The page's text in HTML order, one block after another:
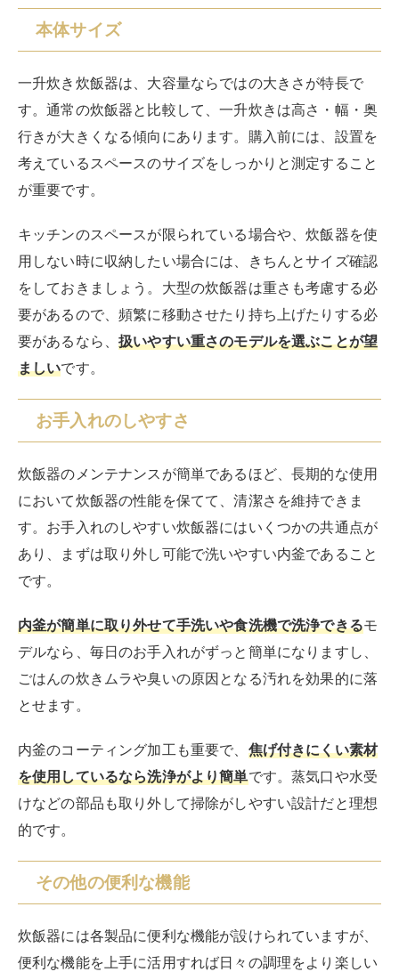
本体サイズ
一升炊き炊飯器は、大容量ならではの大きさが特長で
す。通常の炊飯器と比較して、一升炊きは高さ・幅・奥
行きが大きくなる傾向にあります。購入前には、設置を
考えているスペースのサイズをしっかりと測定すること
が重要です。
キッチンのスペースが限られている場合や、炊飯器を使
用しない時に収納したい場合には、きちんとサイズ確認
をしておきましょう。大型の炊飯器は重さも考慮する必
要があるので、頻繁に移動させたり持ち上げたりする必
要があるなら、扱いやすい重さのモデルを選ぶことが望
ましいです。
お手入れのしやすさ
炊飯器のメンテナンスが簡単であるほど、長期的な使用
において炊飯器の性能を保てて、清潔さを維持できま
す。お手入れのしやすい炊飯器にはいくつかの共通点が
あり、まずは取り外し可能で洗いやすい内釜であること
です。
内釜が簡単に取り外せて手洗いや食洗機で洗浄できるモ
デルなら、毎日のお手入れがずっと簡単になりますし、
ごはんの炊きムラや臭いの原因となる汚れを効果的に落
とせます。
内釜のコーティング加工も重要で、 焦げ付きにくい素材
を使用しているなら洗浄がより簡単です。蒸気口や水受
けなどの部品も取り外して掃除がしやすい設計だと理想
的です。
その他の便利な機能
炊飯器には各製品に便利な機能が設けられていますが、
便利な機能を上手に活用すれば日々の調理をより楽しい